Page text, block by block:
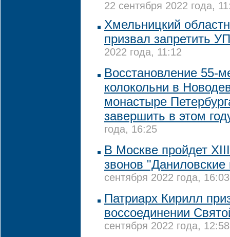
22 сентября 2022 года,
Хмельницкий
призвал запретить
2022 года, 11:12
Восстановление 55-
колокольни в
монастыре
завершить в этом
года, 16:25
В Москве пройдет
звонов "Даниловские
сентября 2022 года, 16:03
Патриарх Кирилл
воссоединении
сентября 2022 года, 12:58